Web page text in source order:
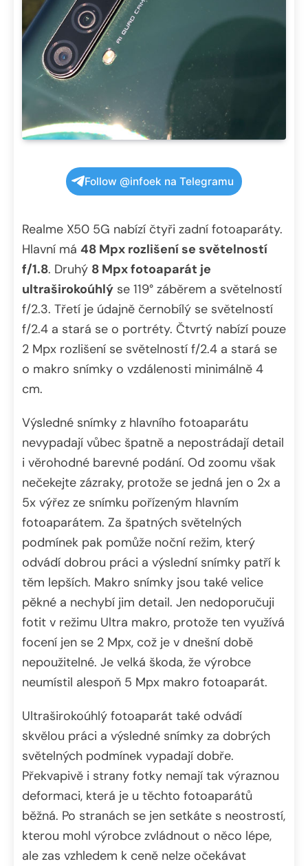
Follow @infoek na Telegramu
Realme X50 5G nabízí čtyři zadní fotoaparáty.
Hlavní má 48 Mpx rozlišení se světelností
f/1.8. Druhý 8 Mpx fotoaparát je
ultraširokoúhlý se 119° záběrem a světelností
f/2.3. Třetí je údajně černobílý se světelností
f/2.4 a stará se o portréty. Čtvrtý nabízí pouze
2 Mpx rozlišení se světelností f/2.4 a stará se
o makro snímky o vzdálenosti minimálně 4
cm.
Výsledné snímky z hlavního fotoaparátu
nevypadají vůbec špatně a nepostrádají detail
i věrohodné barevné podání. Od zoomu však
nečekejte zázraky, protože se jedná jen o 2x a
5x výřez ze snímku pořízeným hlavním
fotoaparátem. Za špatných světelných
podmínek pak pomůže noční režim, který
odvádí dobrou práci a výslední snímky patří k
těm lepších. Makro snímky jsou také velice
pěkné a nechybí jim detail. Jen nedoporučuji
fotit v režimu Ultra makro, protože ten využívá
focení jen se 2 Mpx, což je v dnešní době
nepoužitelné. Je velká škoda, že výrobce
neumístil alespoň 5 Mpx makro fotoaparát.
Ultraširokoúhlý fotoaparát také odvádí
skvělou práci a výsledné snímky za dobrých
světelných podmínek vypadají dobře.
Překvapivě i strany fotky nemají tak výraznou
deformaci, která je u těchto fotoaparátů
běžná. Po stranách se jen setkáte s neostrostí,
kterou mohl výrobce zvládnout o něco lépe,
ale zas vzhledem k ceně nelze očekávat